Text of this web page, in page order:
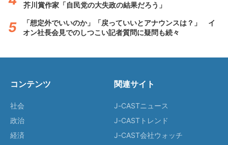
芥川賞作家「自民党の大失政の結果だろう」
「想定外でいいのか」「戻っていいとアナウンスは？」 イ
オン社長会見でのしつこい記者質問に疑問も続々
コンテンツ
社会
政治
経済
関連サイト
J-CASTニュース
J-CASTトレンド
J-CAST会社ウォッチ